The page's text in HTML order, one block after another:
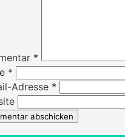
*
*
Adresse *